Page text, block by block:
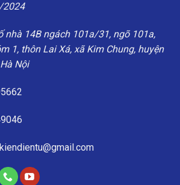
2024
nhà 14B ngách 101a/31, ngõ 101a,
1, thôn Lai Xá, xã Kim Chung, huyện
Nội